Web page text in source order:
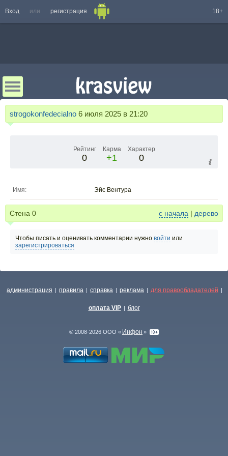
Вход или регистрация 18+
strogokonfedecialno 6 июля 2025 в 21:20
Рейтинг
0
Карма
+1
Характер
0
Имя: Эйс Вентура
Стена 0 с начала | дерево
Чтобы писать и оценивать комментарии нужно войти или
зарегистрироваться
администрация | правила | справка | реклама | для правообладателей |
оплата VIP | блог
© 2008-2026 ООО « Инфон »